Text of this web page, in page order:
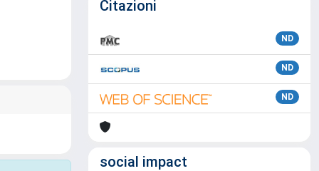
Citazioni
ND
ND
ND
social impact